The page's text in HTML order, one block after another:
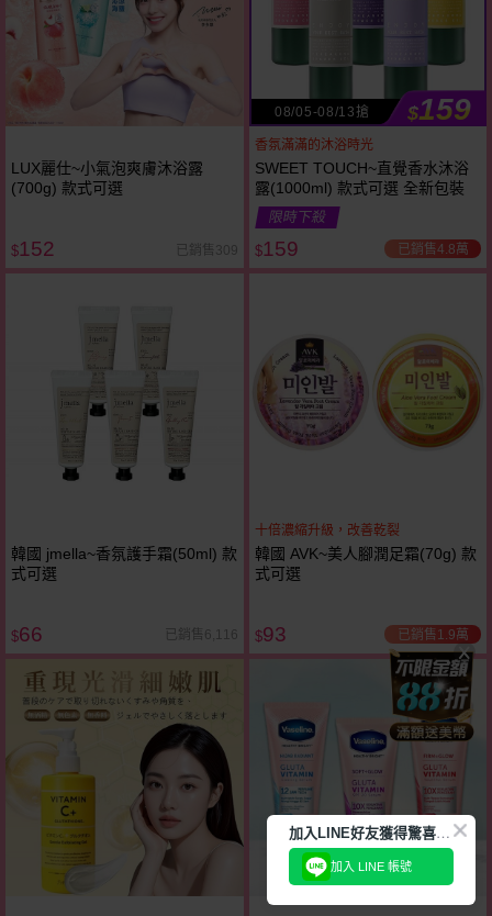
LUX麗仕~小氣泡爽膚沐浴露
(700g) 款式可選
$152 已銷售309
08/05-08/13搶 $159
香氛滿滿的沐浴時光
SWEET TOUCH~直覺香水沐浴
露(1000ml) 款式可選 全新包裝
限時下殺
$159 已銷售4.8萬
韓國 jmella~香氛護手霜(50ml) 款
式可選
$66 已銷售6,116
十倍濃縮升級，改善乾裂
韓國 AVK~美人腳潤足霜(70g) 款
式可選
$93 已銷售1.9萬
加
入LINE好友獲得驚喜折扣!
加入 LINE 帳號